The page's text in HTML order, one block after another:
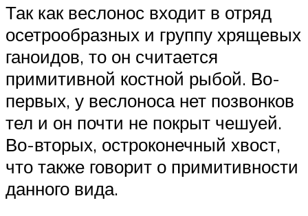
Так как веслонос входит в отряд
осетрообразных и группу хрящевых
ганоидов, то он считается
примитивной костной рыбой. Во-
первых, у веслоноса нет позвонков
тел и он почти не покрыт чешуей.
Во-вторых, остроконечный хвост,
что также говорит о примитивности
данного вида.